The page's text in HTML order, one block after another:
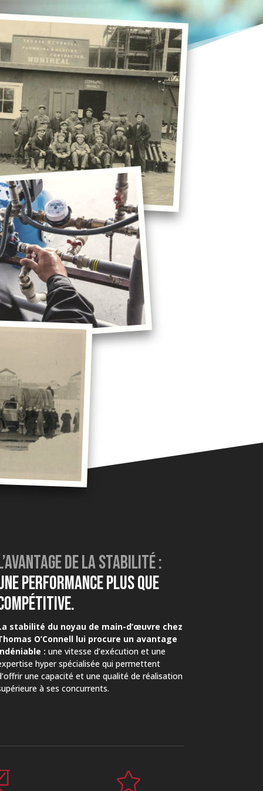
DE LA STABILITÉ :
PERFORMANCE PLUS QUE
stabilité du noyau de main-d’œuvre chez
O’Connell lui procure un avantage
: une vitesse d’exécution et une
hyper spécialisée qui permettent
une capacité et une qualité de réalisation
à ses concurrents.
